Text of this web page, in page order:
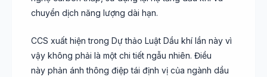
chuyển dịch năng lượng dài hạn.
CCS xuất hiện trong Dự thảo Luật Dầu khí lần này vì
vậy không phải là một chi tiết ngẫu nhiên. Điều
này phản ánh thông điệp tái định vị của ngành dầu